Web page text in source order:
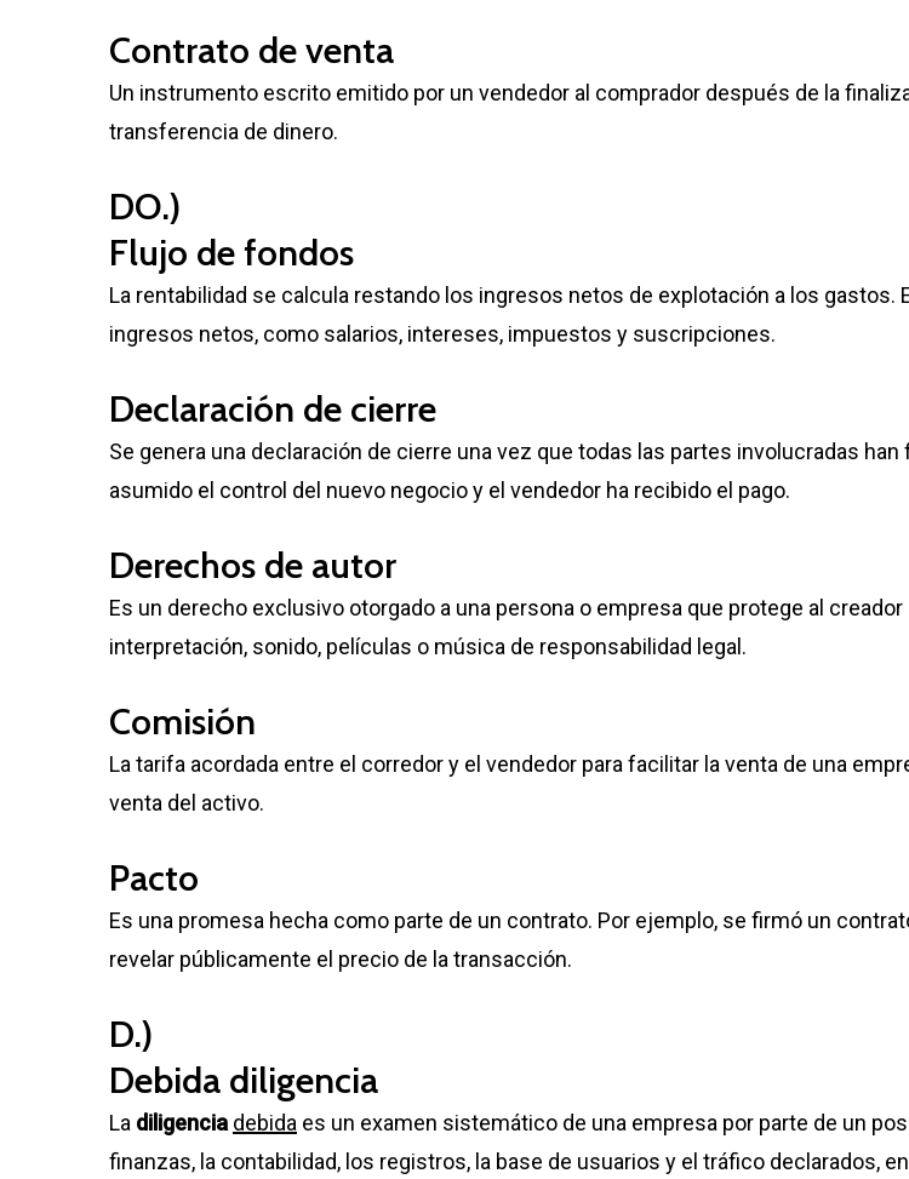
Contrato de venta
Un instrumento escrito emitido por un vendedor al comprador después de la
transferencia de dinero.
DO.)
Flujo de fondos
La rentabilidad se calcula restando los ingresos netos de explotación a los
ingresos netos, como salarios, intereses, impuestos y suscripciones.
Declaración de cierre
Se genera una declaración de cierre una vez que todas las partes involucradas
asumido el control del nuevo negocio y el vendedor ha recibido el pago.
Derechos de autor
Es un derecho exclusivo otorgado a una persona o empresa que protege al
interpretación, sonido, películas o música de responsabilidad legal.
Comisión
La tarifa acordada entre el corredor y el vendedor para facilitar la venta de una
venta del activo.
Pacto
Es una promesa hecha como parte de un contrato. Por ejemplo, se firmó un
revelar públicamente el precio de la transacción.
D.)
Debida diligencia
La diligencia debida es un examen sistemático de una empresa por parte de un
finanzas, la contabilidad, los registros, la base de usuarios y el tráfico declarados,